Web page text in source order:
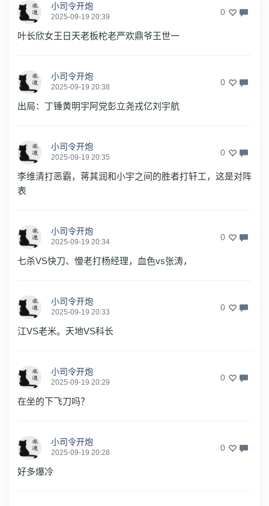
小司令开炮
2025-09-19 20:39 0
叶长欣女王日天老板柁老严欢鼎爷王世一
小司令开炮
2025-09-19 20:38 0
出局：丁锤黄明宇阿党彭立尧戎亿刘宇航
小司令开炮
2025-09-19 20:35 0
李维清打恶霸，蒋其润和小宇之间的胜者打轩工，这是对阵
表
小司令开炮
2025-09-19 20:34 0
七杀VS快刀、慢老打杨经理，血色vs张涛，
小司令开炮
2025-09-19 20:33 0
江VS老米。天地VS科长
小司令开炮
2025-09-19 20:29 0
在坐的下飞刀吗？
小司令开炮
2025-09-19 20:28 0
好多爆冷